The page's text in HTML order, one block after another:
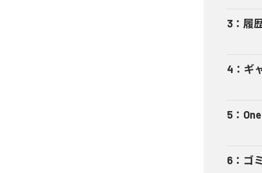
3 ： 履
4 ： ギ
5 ：
6 ： ゴミ